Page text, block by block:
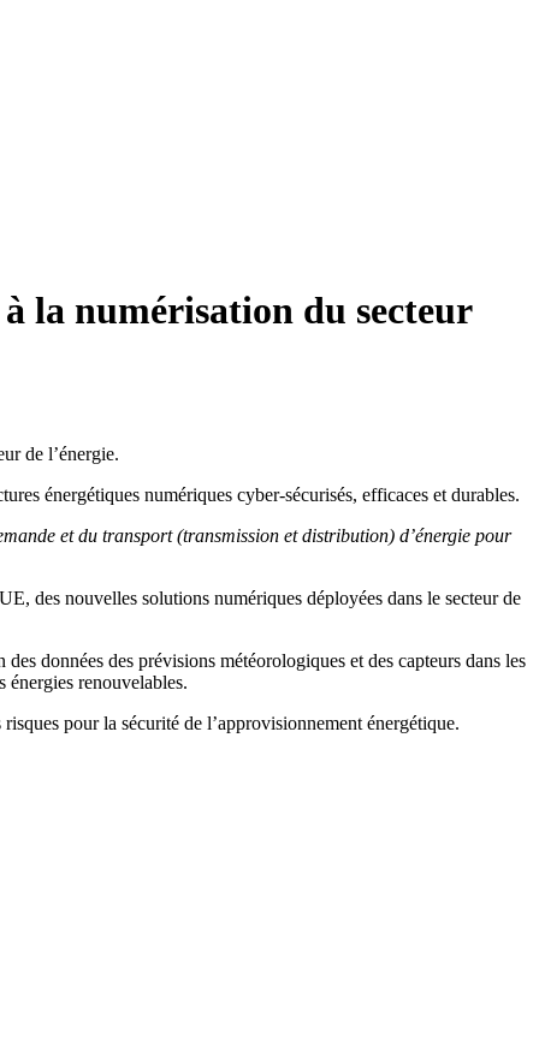
la numérisation du secteur
de l’énergie.
énergétiques numériques cyber-sécurisés, efficaces et durables.
et du transport (transmission et distribution) d’énergie pour
des nouvelles solutions numériques déployées dans le secteur de
données des prévisions météorologiques et des capteurs dans les
énergies renouvelables.
pour la sécurité de l’approvisionnement énergétique.